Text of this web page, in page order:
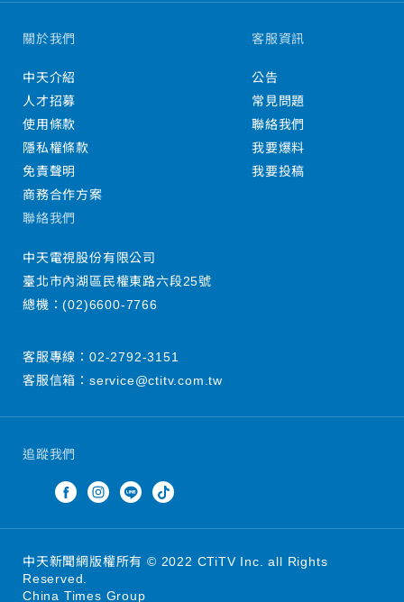
追蹤我們
關於我們
中天介紹
人才招募
使用條款
隱私權條款
免責聲明
商務合作方案
客服資訊
公告
常見問題
聯絡我們
我要爆料
我要投稿
聯絡我們
中天電視股份有限公司
臺北市內湖區民權東路六段25號
總機：(02)6600-7766
客服專線： 02-2792-3151
客服信箱： service@ctitv.com.tw
中天新聞網版權所有 © 2022 CTiTV Inc. all Rights
Reserved.
China Times Group